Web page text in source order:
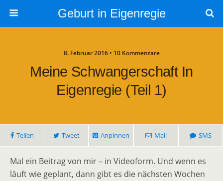
Geburt in Eigenregie
8. Februar 2016 • 10 Kommentare
Meine Schwangerschaft In
Eigenregie (Teil 1)
Teilen Tweet Anpinnen Mail SMS
Mal ein Beitrag von mir – in Videoform. Und wenn es
läuft wie geplant, dann gibt es die nächsten Wochen